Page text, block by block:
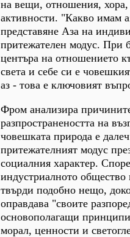
на вещи, отношения, хора,
активности. "Какво имам
представяне Аза на
притежателен модус. При
центъра на отношението
света и себе си е
аз - това е ключовият
Фром анализира
разпространеността на
човешката природа е
притежателният модус
социалния характер.
индустриалното общество
твърди подобно нещо,
оправдава "своите
основополагащи
морал, ценности и